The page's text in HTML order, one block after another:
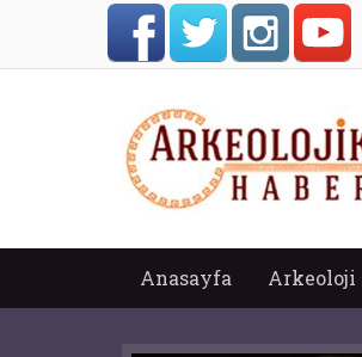
Anasayfa Arkeoloji